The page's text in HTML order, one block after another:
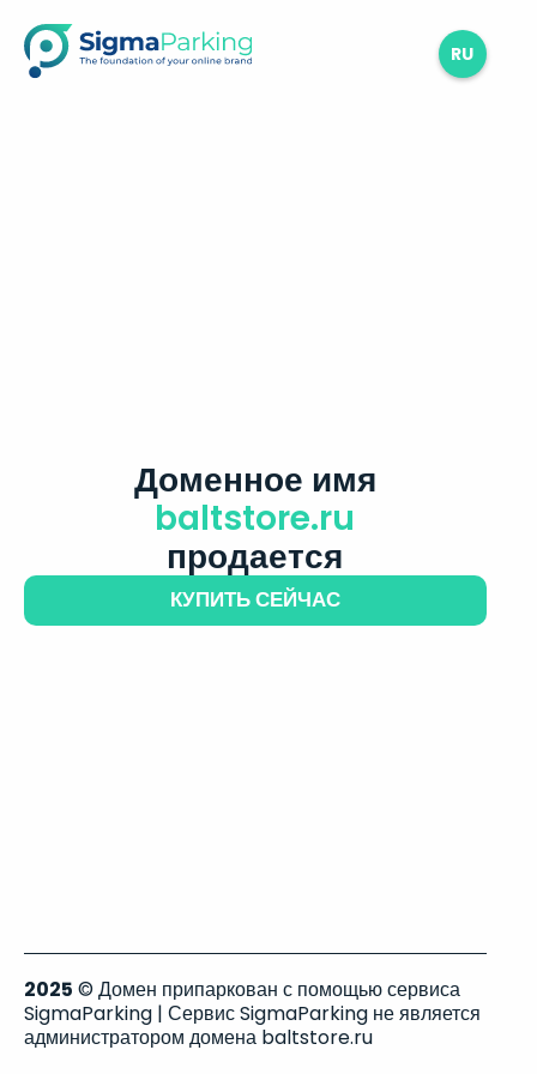
RU
Доменное имя
baltstore.ru
продается
КУПИТЬ СЕЙЧАС
2025 © Домен припаркован с помощью сервиса
SigmaParking | Сервис SigmaParking не является
администратором домена baltstore.ru